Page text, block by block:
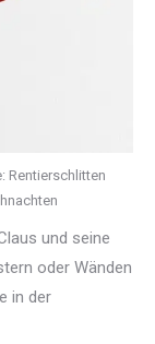
Rentierschlitten
und seine
oder Wänden
in der